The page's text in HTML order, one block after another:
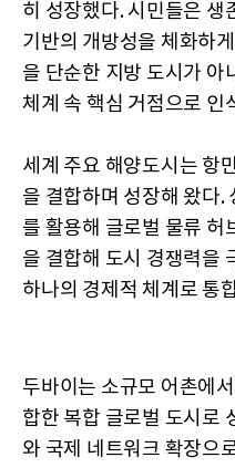
히 성장했다. 시민들은 생
기반의 개방성을 체화하
을 단순한 지방 도시가 아
체계 속 핵심 거점으로 인
세계 주요 해양도시는 항
을 결합하며 성장해 왔다.
를 활용해 글로벌 물류 허
을 결합해 도시 경쟁력을
하나의 경제적 체계로 통
두바이는 소규모 어촌에
합한 복합 글로벌 도시로
와 국제 네트워크 확장으